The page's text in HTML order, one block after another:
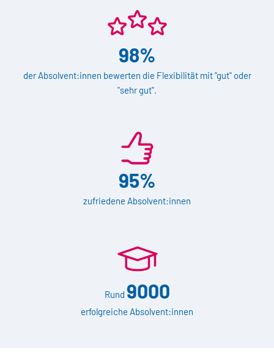
98%
der Absolvent:innen bewerten die Flexibilität mit "gut" oder
"sehr gut".
95%
zufriedene Absolvent:innen
Rund 9000
erfolgreiche Absolvent:innen